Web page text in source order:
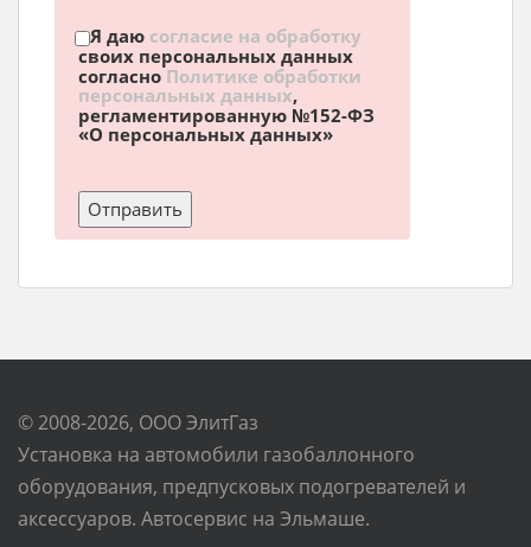
Я даю согласие на обработку
своих персональных данных
согласно Политике обработки
персональных данных,
регламентированную №152-ФЗ
«О персональных данных»
© 2008-2026, ООО ЭлитГаз
Установка на автомобили газобаллонного
оборудования, предпусковых подогревателей и
аксессуаров. Автосервис на Эльмаше.